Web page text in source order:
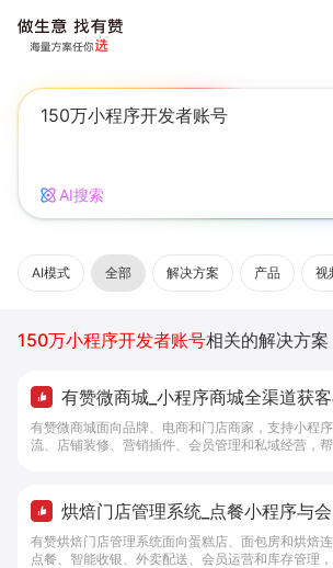
AI搜索
AI模式 全部 解决方案 产品 视
150万小程序开发者账号相关的解决方案
有赞微商城_小程序商城全渠道获
购工具 - 做生意, 找有赞
有赞微商城面向品牌、电商和门店商家，支持小程
流、店铺装修、营销插件、会员管理和私域经营，
烘焙门店管理系统_点餐小程序与
具 - 做生意, 找有赞
有赞烘焙门店管理系统面向蛋糕店、面包房和烘焙
点餐、智能收银、外卖配送、会员运营和库存管理